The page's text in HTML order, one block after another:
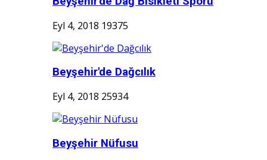
Eyl 4, 2018 19375
Beyşehir'de Dağcılık
Eyl 4, 2018 25934
Beyşehir Nüfusu